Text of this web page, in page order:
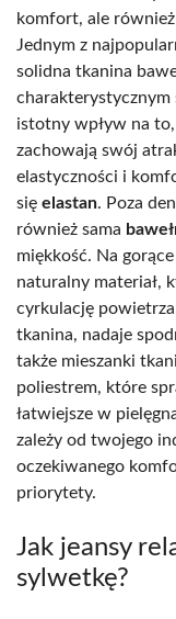
komfort, ale
Jednym z
solidna tkanina
charakterystycznym
istotny wpływ na to,
zachowają swój
elastyczności i
się elastan. Poza
również sama
miękkość. Na
naturalny materiał,
cyrkulację
tkanina, nadaje
także mieszanki
poliestrem, które
łatwiejsze w
zależy od twojego
oczekiwanego
priorytety.
Jak jeansy
sylwetkę?